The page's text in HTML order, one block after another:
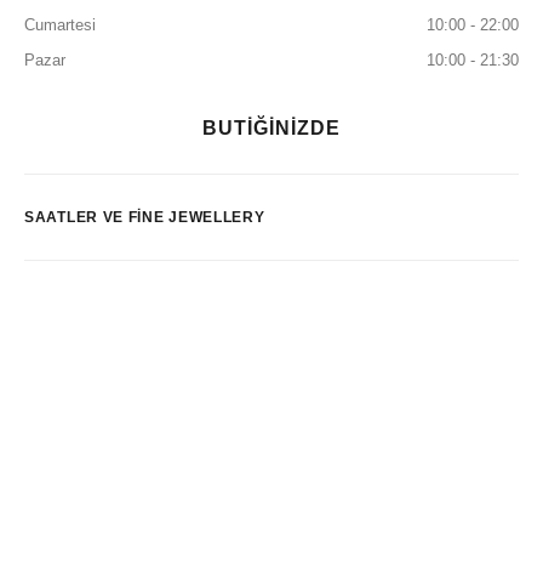
Cumartesi
10:00 - 22:00
Pazar
10:00 - 21:30
BUTİĞİNİZDE
SAATLER VE FINE JEWELLERY